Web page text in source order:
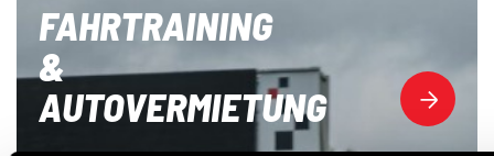
FAHRTRAINING
&
AUTOVERMIETUNG